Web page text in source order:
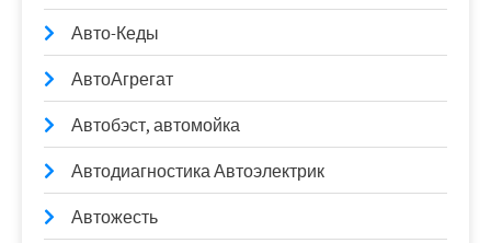
Авто-Кеды
АвтоАгрегат
Автобэст, автомойка
Автодиагностика Автоэлектрик
Автожесть